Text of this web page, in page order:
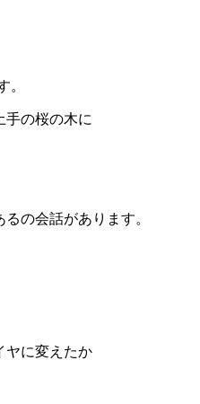
。
手の桜の木に
の会話があります。
ヤに変えたか